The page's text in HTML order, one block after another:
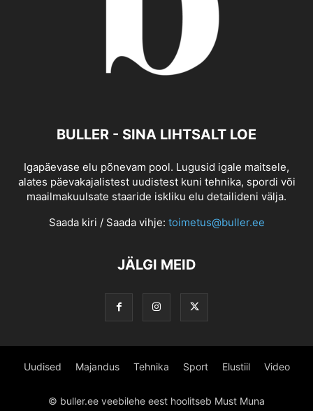
BULLER - SINA LIHTSALT LOE
Igapäevase elu põnevam pool. Lugusid igale maitsele,
alates päevakajalistest uudistest kuni tehnika, spordi või
maailmakuulsate staaride iskliku elu detailideni välja.
Saada kiri / Saada vihje: toimetus@buller.ee
JÄLGI MEID
Uudised Majandus Tehnika Sport Elustiil Video
© buller.ee veebilehe eest hoolitseb Must Muna